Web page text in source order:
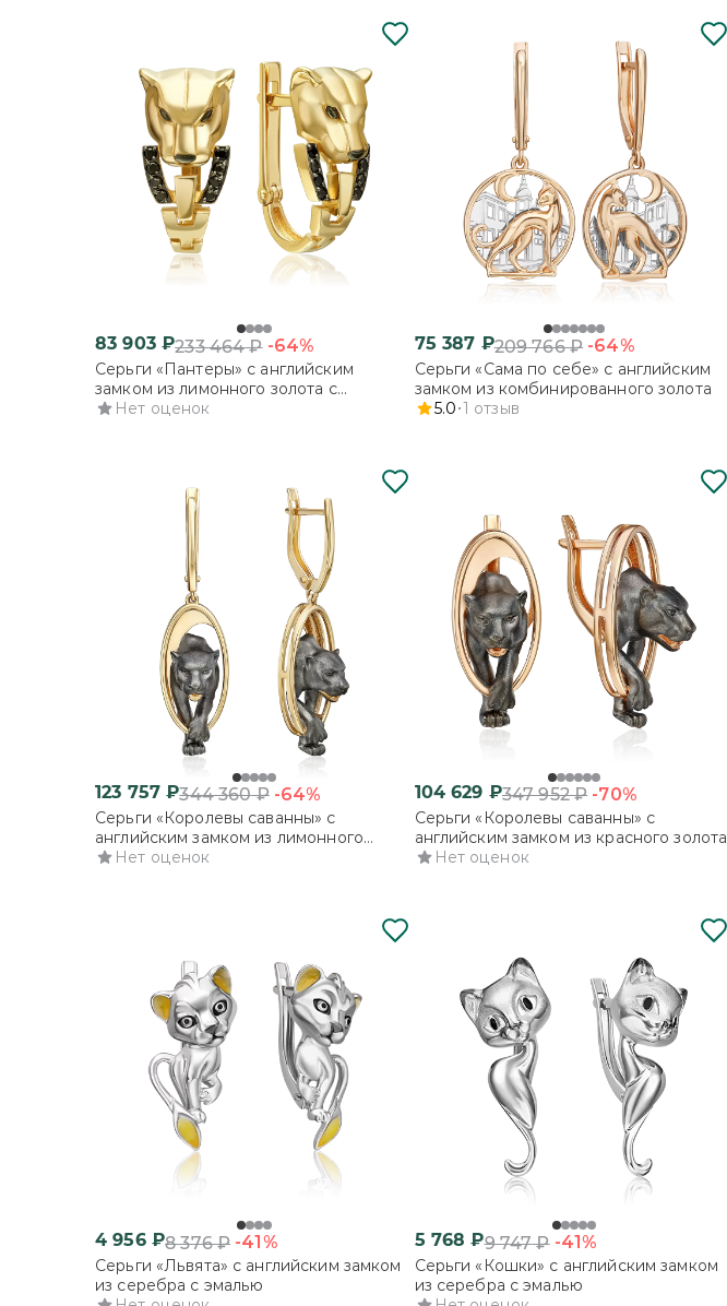
83 903₽233 464₽ -64%
Серьги «Пантеры» с английским
замком из лимонного золота с
фианитами
Нет оценок
75 387 ₽209 766₽ -64%
Серьги «Сама по себе» с английским
замком из комбинированного золота
5.0 1 отзыв
123 757 ₽344 360₽ -64%
Серьги «Королевы саванны» с
английским замком из лимонного
золота
Нет оценок
104 629 ₽347 952₽ -70%
Серьги «Королевы саванны» с
английским замком из красного золота
Нет оценок
4 956₽8 376₽ -41%
Серьги «Львята» с английским замком
из серебра с эмалью
5 768 ₽9 747₽ -41%
Серьги «Кошки» с английским замком
из серебра с эмалью